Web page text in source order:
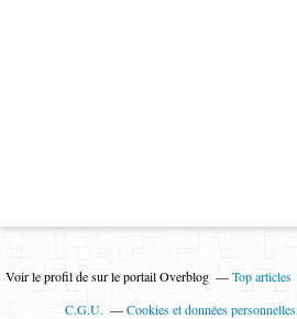
Voir le profil desur le portail Overblog Top articles
C.G.U.
Cookies et données personnelles